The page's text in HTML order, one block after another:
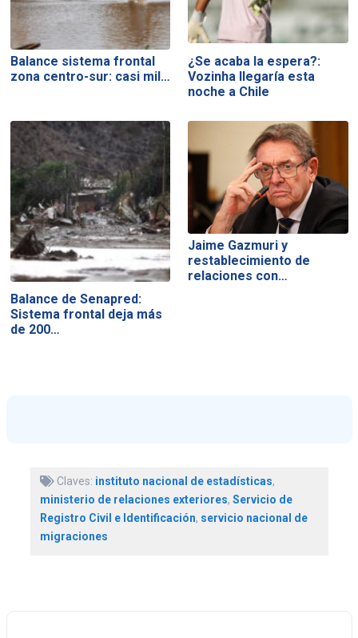
Balance sistema frontal
zona centro-sur: casi mil…
¿Se acaba la espera?:
Vozinha llegaría esta
noche a Chile
Balance de Senapred:
Sistema frontal deja más
de 200…
Jaime Gazmuri y
restablecimiento de
relaciones con…
Claves: instituto nacional de estadísticas,
ministerio de relaciones exteriores, Servicio de
Registro Civil e Identificación, servicio nacional de
migraciones